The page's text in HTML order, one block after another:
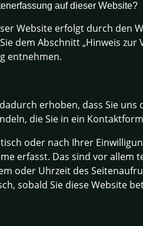
auf dieser Website?
Website erfolgt durch den
dem Abschnitt „Hinweis zur
entnehmen.
erhoben, dass Sie uns
die Sie in ein
oder nach Ihrer
erfasst. Das sind vor allem
oder Uhrzeit des
sobald Sie diese Website